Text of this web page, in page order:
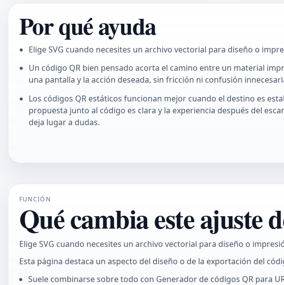
Por qué ayuda
Elige SVG cuando necesites un archivo vectorial para diseño o
Un código QR bien pensado acorta el camino entre un material
una pantalla y la acción deseada, sin fricción ni confusión
Los códigos QR estáticos funcionan mejor cuando el destino es
propuesta junto al código es clara y la experiencia después del
deja lugar a dudas.
FUNCIÓN
Qué cambia este ajuste
Elige SVG cuando necesites un archivo vectorial para diseño o
Esta página destaca un aspecto del diseño o de la exportación del
Suele combinarse sobre todo con Generador de códigos QR para